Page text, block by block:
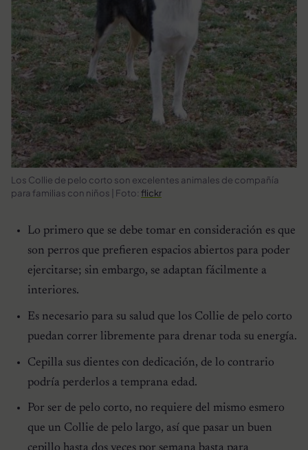
Los Collie de pelo corto son excelentes animales de compañía
para familias con niños | Foto: flickr
Lo primero que se debe tomar en consideración es que
son perros que prefieren espacios abiertos para poder
ejercitarse; sin embargo, se adaptan fácilmente a
interiores.
Es necesario para su salud que los Collie de pelo corto
puedan correr libremente para drenar toda su energía.
Cepilla sus dientes con dedicación, de lo contrario
podría perderlos a temprana edad.
Por ser de pelo corto, no requiere del mismo esmero
que un Collie de pelo largo, así que pasar un buen